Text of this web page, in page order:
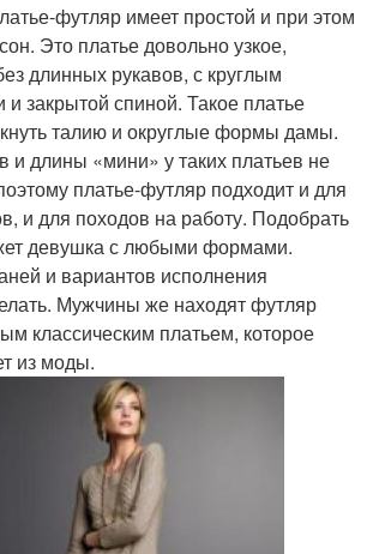
футляр имеет простой и при этом
Это платье довольно узкое,
длинных рукавов, с круглым
закрытой спиной. Такое платье
талию и округлые формы дамы.
и длины «мини» у таких платьев не
платье-футляр подходит и для
и для походов на работу. Подобрать
девушка с любыми формами.
и вариантов исполнения
Мужчины же находят футляр
классическим платьем, которое
из моды.